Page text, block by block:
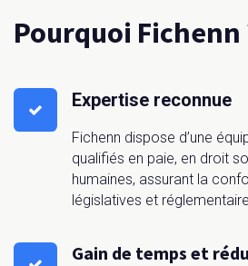
Pourquoi Fichenn
Expertise reconnue
Fichenn dispose d’une
qualifiés en paie, en droit
humaines, assurant la
législatives et
Gain de temps et